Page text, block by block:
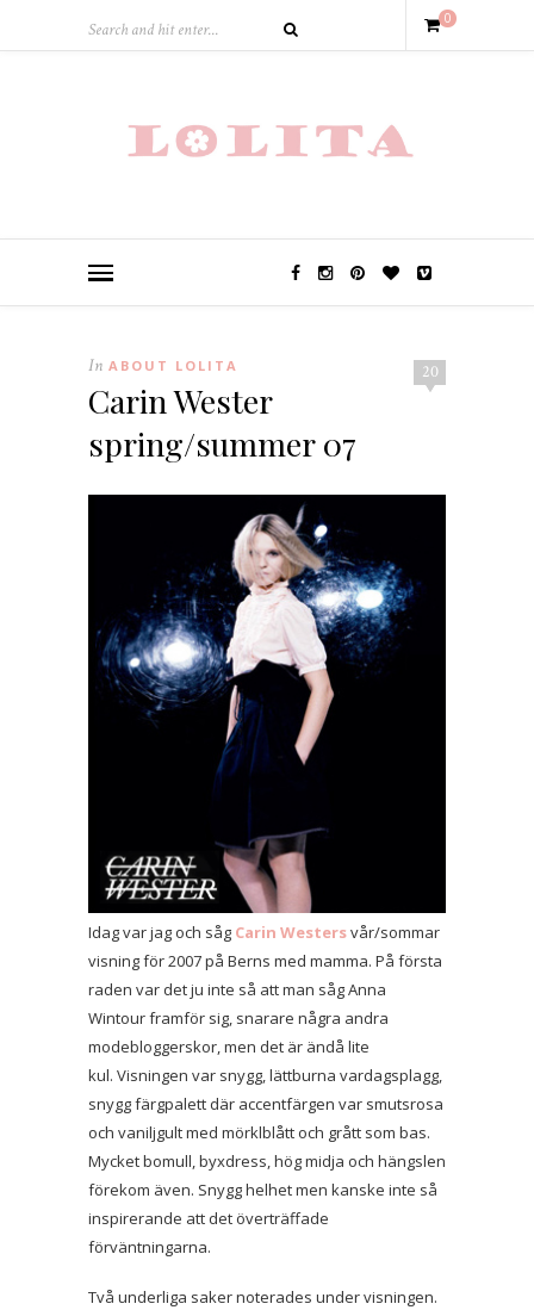
0
20
In ABOUT LOLITA
Carin Wester
spring/summer 07
Idag var jag och såg Carin Westersvår/sommar
visning för 2007 på Berns med mamma. På första
raden var det ju inte så att man såg Anna
Wintour framför sig, snarare några andra
modebloggerskor, men det är ändå lite
kul. Visningen var snygg, lättburna vardagsplagg,
snygg färgpalett där accentfärgen var smutsrosa
och vaniljgult med mörklblått och grått som bas.
Mycket bomull, byxdress, hög midja och hängslen
förekom även. Snygg helhet men kanske inte så
inspirerande att det överträffade
förväntningarna.
Två underliga saker noterades under visningen.